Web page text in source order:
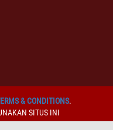
& CONDITIONS.
SITUS INI